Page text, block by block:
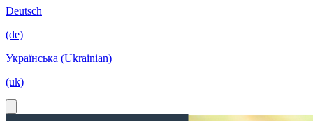
Deutsch
(de)
Українська (Ukrainian)
(uk)